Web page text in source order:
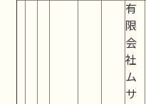
有
限
会
社
ム
サ